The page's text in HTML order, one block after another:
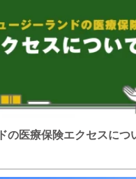
の医療保険エクセスにつ